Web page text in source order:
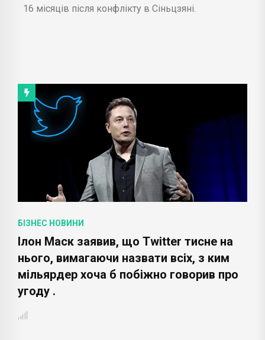
16 місяців після конфлікту в Сіньцзяні.
БІЗНЕС НОВИНИ
Ілон Маск заявив, що Twitter тисне на
нього, вимагаючи назвати всіх, з ким
мільярдер хоча б побіжно говорив про
угоду .